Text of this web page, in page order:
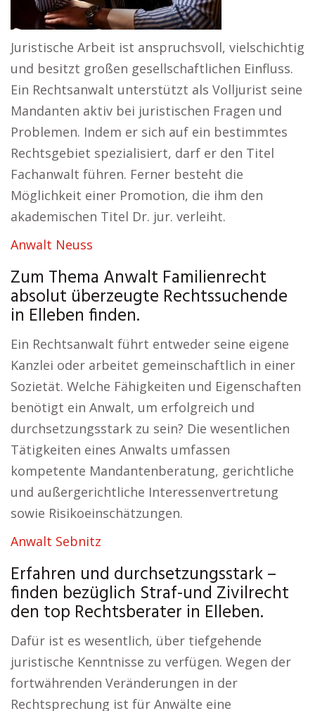
Juristische Arbeit ist anspruchsvoll, vielschichtig
und besitzt großen gesellschaftlichen Einfluss.
Ein Rechtsanwalt unterstützt als Volljurist seine
Mandanten aktiv bei juristischen Fragen und
Problemen. Indem er sich auf ein bestimmtes
Rechtsgebiet spezialisiert, darf er den Titel
Fachanwalt führen. Ferner besteht die
Möglichkeit einer Promotion, die ihm den
akademischen Titel Dr. jur. verleiht.
Anwalt Neuss
Zum Thema Anwalt Familienrecht
absolut überzeugte Rechtssuchende
in Elleben finden.
Ein Rechtsanwalt führt entweder seine eigene
Kanzlei oder arbeitet gemeinschaftlich in einer
Sozietät. Welche Fähigkeiten und Eigenschaften
benötigt ein Anwalt, um erfolgreich und
durchsetzungsstark zu sein? Die wesentlichen
Tätigkeiten eines Anwalts umfassen
kompetente Mandantenberatung, gerichtliche
und außergerichtliche Interessenvertretung
sowie Risikoeinschätzungen.
Anwalt Sebnitz
Erfahren und durchsetzungsstark –
finden bezüglich Straf-und Zivilrecht
den top Rechtsberater in Elleben.
Dafür ist es wesentlich, über tiefgehende
juristische Kenntnisse zu verfügen. Wegen der
fortwährenden Veränderungen in der
Rechtsprechung ist für Anwälte eine